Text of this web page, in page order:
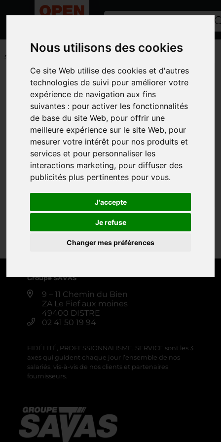
Nous utilisons des cookies
Ce site Web utilise des cookies et d'autres
technologies de suivi pour améliorer votre
expérience de navigation aux fins
suivantes : pour activer les fonctionnalités
de base du site Web, pour offrir une
meilleure expérience sur le site Web, pour
mesurer votre intérêt pour nos produits et
services et pour personnaliser les
interactions marketing, pour diffuser des
publicités plus pertinentes pour vous.
J'accepte
Je refuse
Changer mes préférences
ACCUEIL/PETITS MATÉRIELS ET ACCESSOIRES /PIECES LIBRE-
SERVICE
Toutes les catégories
CATÉGORIES
MARQUES
MODÈLE
PHOTOS
BOULONNERIE
Créer une alerte
Groupe SAVAS
9 – 11 Chemin du Bien
ZA Le Fief aux moines
49400 DISTRE
02 41 50 19 94
FIDÉLITÉ, PROFESSIONNALISME, SERVICE sont les 3
axes qui guident chaque jour l’ensemble de nos
salariés, vis-à-vis de nos clients et partenaires
fournisseurs.